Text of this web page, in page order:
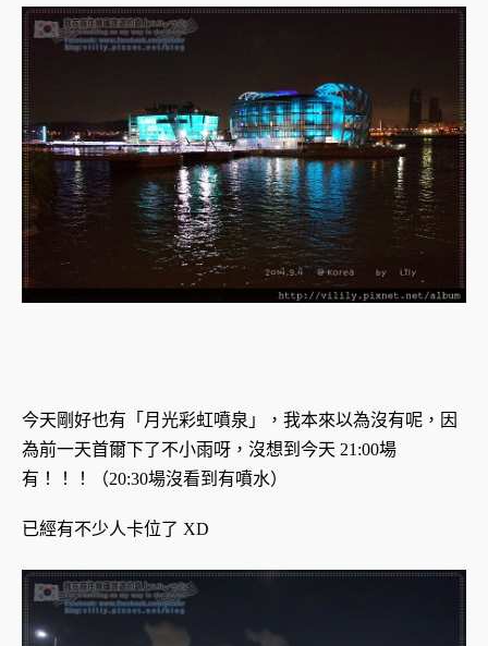
今天剛好也有「月光彩虹噴泉」，我本來以為沒有呢，因
為前一天首爾下了不小雨呀，沒想到今天 21:00場
有！！！（20:30場沒看到有噴水）
已經有不少人卡位了 XD